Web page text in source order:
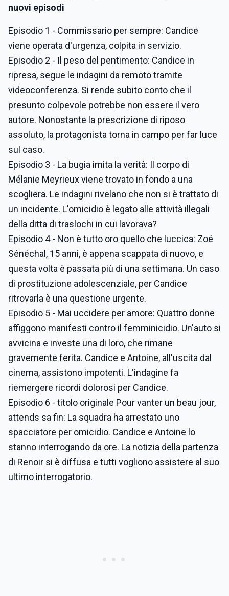
nuovi episodi
Episodio 1 - Commissario per sempre: Candice
viene operata d'urgenza, colpita in servizio.
Episodio 2 - Il peso del pentimento: Candice in
ripresa, segue le indagini da remoto tramite
videoconferenza. Si rende subito conto che il
presunto colpevole potrebbe non essere il vero
autore. Nonostante la prescrizione di riposo
assoluto, la protagonista torna in campo per far luce
sul caso.
Episodio 3 - La bugia imita la verità: Il corpo di
Mélanie Meyrieux viene trovato in fondo a una
scogliera. Le indagini rivelano che non si è trattato di
un incidente. L'omicidio è legato alle attività illegali
della ditta di traslochi in cui lavorava?
Episodio 4 - Non è tutto oro quello che luccica: Zoé
Sénéchal, 15 anni, è appena scappata di nuovo, e
questa volta è passata più di una settimana. Un caso
di prostituzione adolescenziale, per Candice
ritrovarla è una questione urgente.
Episodio 5 - Mai uccidere per amore: Quattro donne
affiggono manifesti contro il femminicidio. Un'auto si
avvicina e investe una di loro, che rimane
gravemente ferita. Candice e Antoine, all'uscita dal
cinema, assistono impotenti. L'indagine fa
riemergere ricordi dolorosi per Candice.
Episodio 6 - titolo originale Pour vanter un beau jour,
attends sa fin: La squadra ha arrestato uno
spacciatore per omicidio. Candice e Antoine lo
stanno interrogando da ore. La notizia della partenza
di Renoir si è diffusa e tutti vogliono assistere al suo
ultimo interrogatorio.